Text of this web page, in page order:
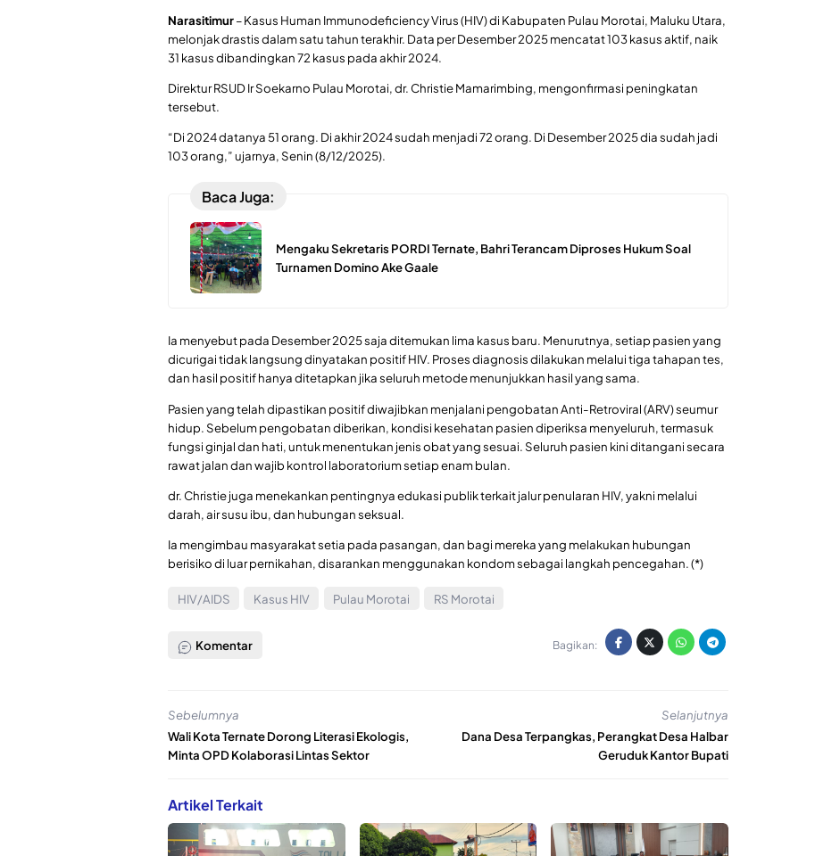
Narasitimur– Kasus Human Immunodeficiency Virus (HIV) di Kabupaten Pulau Morotai, Maluku Utara,
melonjak drastis dalam satu tahun terakhir. Data per Desember 2025 mencatat 103 kasus aktif, naik
31 kasus dibandingkan 72 kasus pada akhir 2024.
Direktur RSUD Ir Soekarno Pulau Morotai, dr. Christie Mamarimbing, mengonfirmasi peningkatan
tersebut.
“Di 2024 datanya 51 orang. Di akhir 2024 sudah menjadi 72 orang. Di Desember 2025 dia sudah jadi
103 orang,” ujarnya, Senin (8/12/2025).
Baca Juga:
Mengaku Sekretaris PORDI Ternate, Bahri Terancam Diproses Hukum Soal
Turnamen Domino Ake Gaale
Ia menyebut pada Desember 2025 saja ditemukan lima kasus baru. Menurutnya, setiap pasien yang
dicurigai tidak langsung dinyatakan positif HIV. Proses diagnosis dilakukan melalui tiga tahapan tes,
dan hasil positif hanya ditetapkan jika seluruh metode menunjukkan hasil yang sama.
Pasien yang telah dipastikan positif diwajibkan menjalani pengobatan Anti-Retroviral (ARV) seumur
hidup. Sebelum pengobatan diberikan, kondisi kesehatan pasien diperiksa menyeluruh, termasuk
fungsi ginjal dan hati, untuk menentukan jenis obat yang sesuai. Seluruh pasien kini ditangani secara
rawat jalan dan wajib kontrol laboratorium setiap enam bulan.
dr. Christie juga menekankan pentingnya edukasi publik terkait jalur penularan HIV, yakni melalui
darah, air susu ibu, dan hubungan seksual.
Ia mengimbau masyarakat setia pada pasangan, dan bagi mereka yang melakukan hubungan
berisiko di luar pernikahan, disarankan menggunakan kondom sebagai langkah pencegahan. (*)
HIV/AIDS Kasus HIV Pulau Morotai RS Morotai
Komentar Bagikan:
Sebelumnya
Wali Kota Ternate Dorong Literasi Ekologis,
Minta OPD Kolaborasi Lintas Sektor
Selanjutnya
Dana Desa Terpangkas, Perangkat Desa Halbar
Geruduk Kantor Bupati
Artikel Terkait